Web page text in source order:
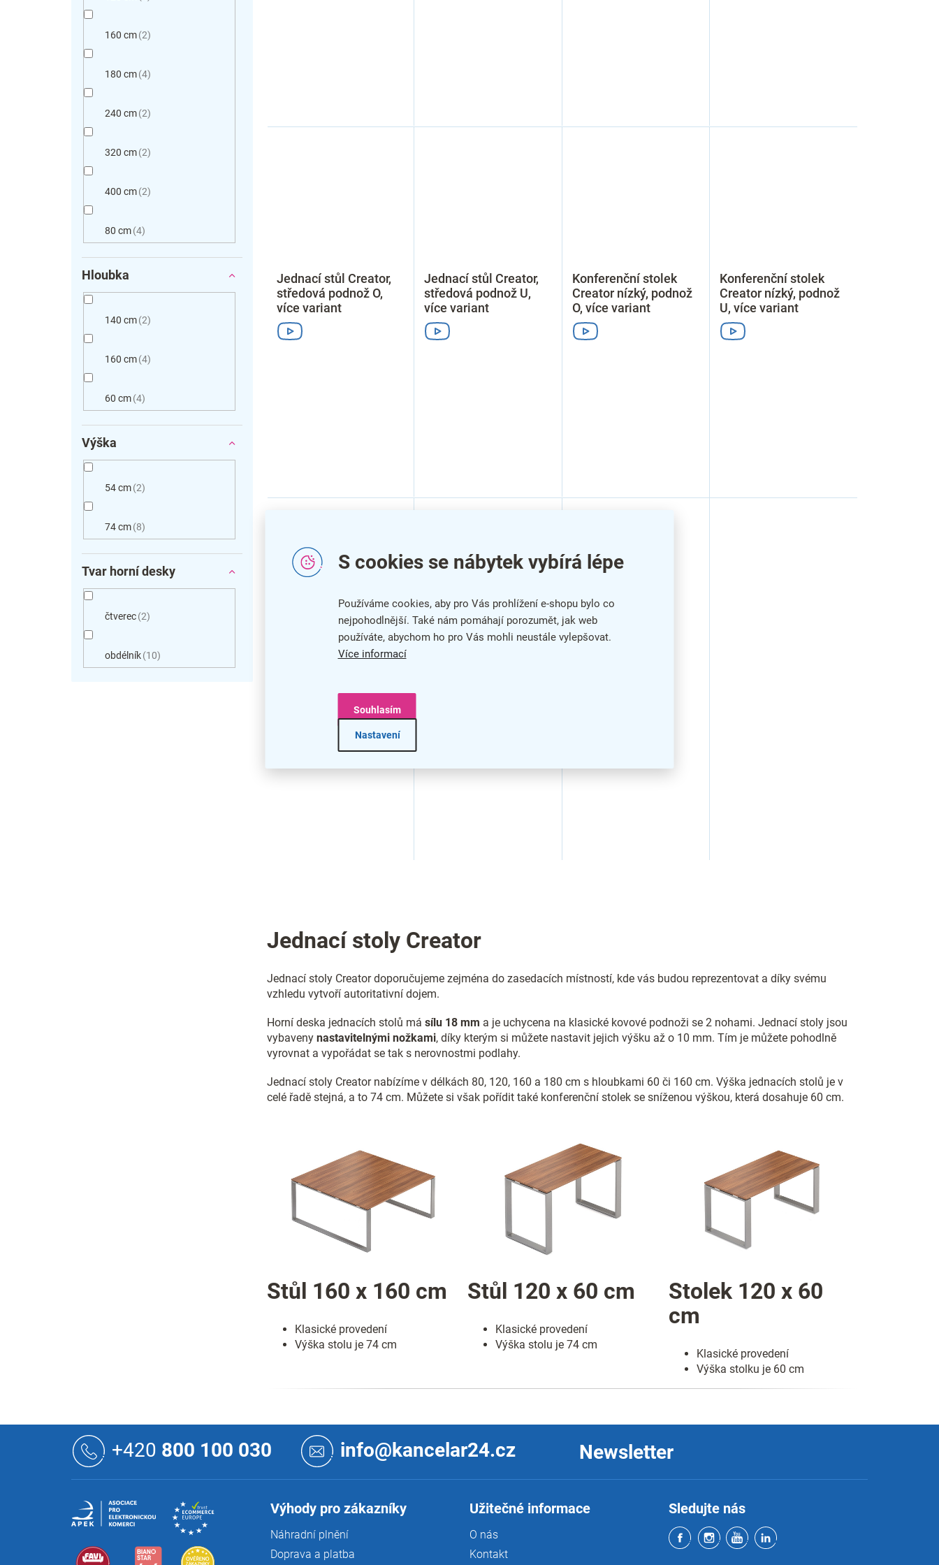
S cookies se nábytek vybírá lépe
Používáme cookies, aby pro Vás prohlížení e-shopu bylo co
nejpohodlnější. Také nám pomáhají porozumět, jak web
používáte, abychom ho pro Vás mohli neustále vylepšovat.
Více informací
Nastavení
Souhlasím
160 cm 2
180 cm 4
240 cm 2
320 cm 2
400 cm 2
80 cm 4
Hloubka
140 cm 2
160 cm 4
60 cm 4
Výška
54 cm 2
74 cm 8
Tvar horní desky
čtverec 2
obdélník 10
Jednací stůl Creator,
středová podnož O,
více variant
Jednací stůl Creator,
středová podnož U,
více variant
Konferenční stolek
Creator nízký, podnož
O, více variant
Konferenční stolek
Creator nízký, podnož
U, více variant
Konferenční stolek
Creator vysoký,
p
k
y
p
i
s
Jednací stoly Creator
Jednací stoly Creator doporučujeme zejména do zasedacích místností, kde vás budou reprezentovat a díky svému
vzhledu vytvoří autoritativní dojem.
Horní deska jednacích stolů má sílu 18 mm a je uchycena na klasické kovové podnoži se 2 nohami. Jednací stoly jsou
vybaveny nastavitelnými nožkami, díky kterým si můžete nastavit jejich výšku až o 10 mm. Tím je můžete pohodlně
vyrovnat a vypořádat se tak s nerovnostmi podlahy.
Jednací stoly Creator nabízíme v délkách 80, 120, 160 a 180 cm s hloubkami 60 či 160 cm. Výška jednacích stolů je v
celé řadě stejná, a to 74 cm. Můžete si však pořídit také konferenční stolek se sníženou výškou, která dosahuje 60 cm.
Stůl 160 x 160 cm
Klasické provedení
Výška stolu je 74 cm
Stůl 120 x 60 cm
Klasické provedení
Výška stolu je 74 cm
Stolek 120 x 60
cm
Klasické provedení
Výška stolku je 60 cm
+420 800 100 030 info@kancelar24.cz Newsletter
Výhody pro zákazníky
Náhradní plnění
Doprava a platba
Užitečné informace
O nás
Kontakt
Sledujte nás